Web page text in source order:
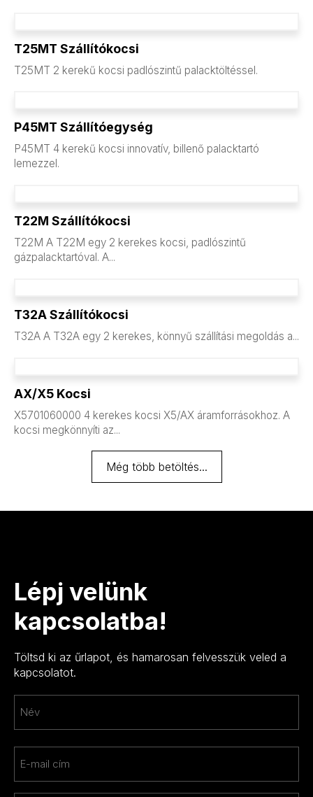
T25MT Szállítókocsi
T25MT 2 kerekű kocsi padlószintű palacktöltéssel.
P45MT Szállítóegység
P45MT 4 kerekű kocsi innovatív, billenő palacktartó
lemezzel.
T22M Szállítókocsi
T22M A T22M egy 2 kerekes kocsi, padlószintű
gázpalacktartóval. A...
T32A Szállítókocsi
T32A A T32A egy 2 kerekes, könnyű szállítási megoldás a...
AX/X5 Kocsi
X5701060000 4 kerekes kocsi X5/AX áramforrásokhoz. A
kocsi megkönnyíti az...
Még több betöltés...
Lépj velünk
kapcsolatba!
Töltsd ki az űrlapot, és hamarosan felvesszük veled a
kapcsolatot.